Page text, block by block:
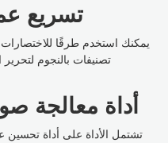
تسريع
يمكنك استخدم طرقًا
تصنيفات بالنجوم
أداة معالجة
تشتمل الأداة على أداة